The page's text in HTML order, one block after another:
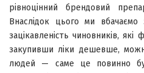
рівноцінний брендовий
Внаслідок цього ми вбачаємо
зацікавленість чиновників,
закупивши ліки дешевше,
людей — саме це повинно